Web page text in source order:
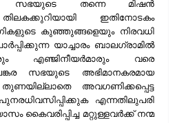
സഭയുടെ തന്നെ മിഷന്‍
ഇതിനോടകം
കുഞ്ഞുങ്ങളെയും നിരവധി
യാച്ചാരം ബാലഗ്രാമില്‍
എഞ്ജിനീയര്‍മാരും വരെ
സഭയുടെ അഭിമാനകരമായ
അവഗണിക്കപ്പെട്ട
എന്നതിലുപരി
കൈവരിപ്പിച്ച മറ്റുള്ളവര്‍ക്ക് നന്മ